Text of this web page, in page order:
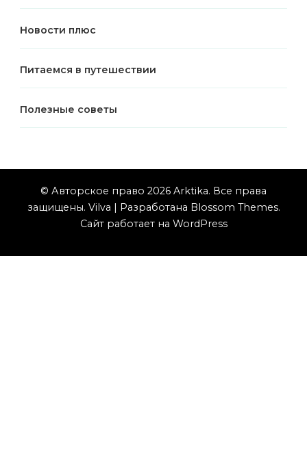
Новости плюс
Питаемся в путешествии
Полезные советы
© Авторское право 2026 Arktika. Все права
защищены. Vilva | Разработана Blossom Themes.
Сайт работает на WordPress